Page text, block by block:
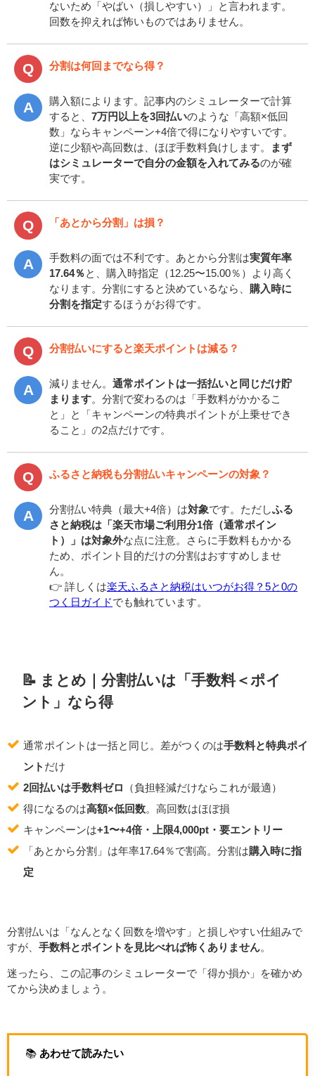
ないため「やばい（損しやすい）」と言われます。
回数を抑えれば怖いものではありません。
分割は何回までなら得？
購入額によります。記事内のシミュレーターで計算
すると、 7万円以上を3回払いのような「高額×低回
数」ならキャンペーン+4倍で得になりやすいです。
逆に少額や高回数は、ほぼ手数料負けします。
まず
はシミュレーターで自分の金額を入れてみるのが確
実です。
「あとから分割」は損？
手数料の面では不利です。あとから分割は実質年率
17.64％ と、購入時指定（12.25〜15.00％）より高く
なります。分割にすると決めているなら、
購入時に
分割を指定するほうがお得です。
分割払いにすると楽天ポイントは減る？
減りません。 通常ポイントは一括払いと同じだけ貯
まります。分割で変わるのは「手数料がかかるこ
と」と「キャンペーンの特典ポイントが上乗せでき
ること」の2点だけです。
ふるさと納税も分割払いキャンペーンの対象？
分割払い特典（最大+4倍）は対象です。ただしふる
さと納税は「楽天市場ご利用分1倍（通常ポイン
ト）」は対象外な点に注意。さらに手数料もかかる
ため、ポイント目的だけの分割はおすすめしませ
ん。
👉️ 詳しくは楽天ふるさと納税はいつがお得？5と0の
つく日ガイド でも触れています。
📝 まとめ｜分割払いは「手数料＜ポイ
ント」なら得
通常ポイントは一括と同じ。差がつくのは手数料と特典ポイ
ント だけ
2回払いは手数料ゼロ （負担軽減だけならこれが最適）
得になるのは高額×低回数。高回数はほぼ損
キャンペーンは+1〜+4倍・上限4,000pt・要エントリー
「あとから分割」は年率17.64％で割高。分割は 購入時に指
定
分割払いは「なんとなく回数を増やす」と損しやすい仕組みで
すが、 手数料とポイントを見比べれば怖くありません。
迷ったら、この記事のシミュレーターで「得か損か」を確かめ
てから決めましょう。
📚️ あわせて読みたい